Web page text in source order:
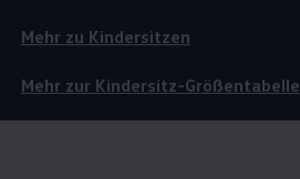
Mehr zu Kindersitzen
Mehr zur Kindersitz-Größentabelle